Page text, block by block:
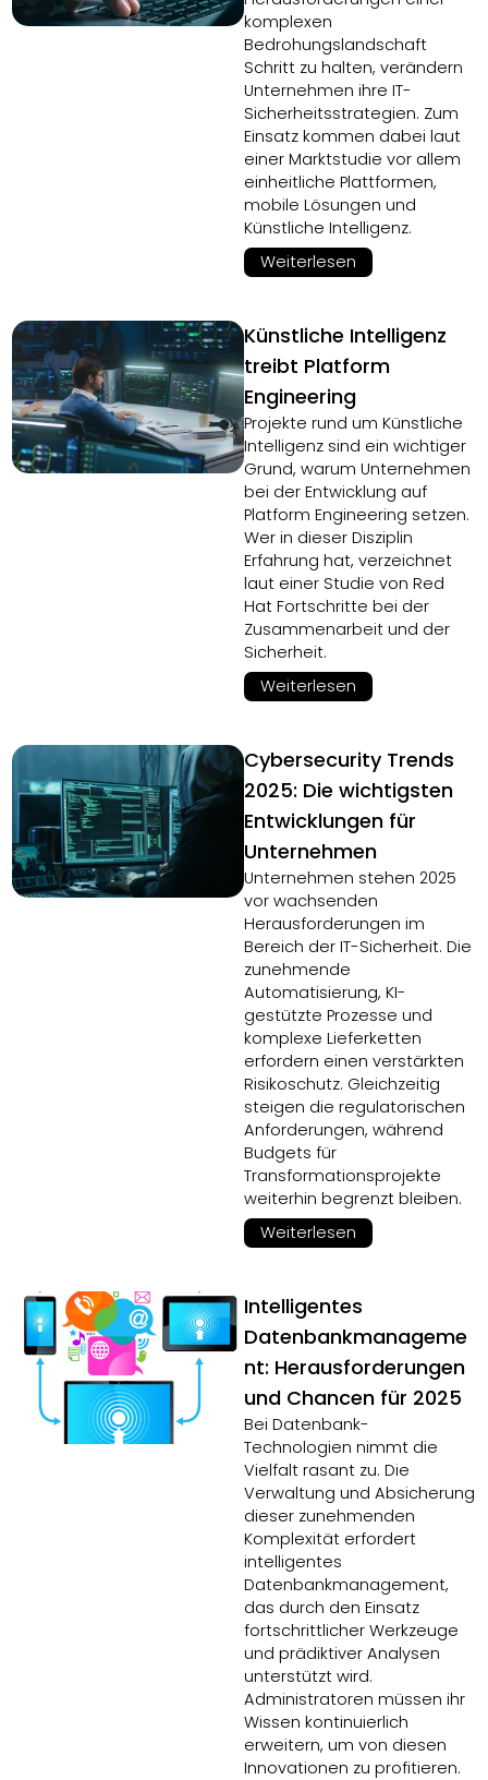
komplexen
Bedrohungslandschaft
Schritt zu halten, verändern
Unternehmen ihre IT-
Sicherheitsstrategien. Zum
Einsatz kommen dabei laut
einer Marktstudie vor allem
einheitliche Plattformen,
mobile Lösungen und
Künstliche Intelligenz.
Weiterlesen
Künstliche Intelligenz
treibt Platform
Engineering
Projekte rund um Künstliche
Intelligenz sind ein wichtiger
Grund, warum Unternehmen
bei der Entwicklung auf
Platform Engineering setzen.
Wer in dieser Disziplin
Erfahrung hat, verzeichnet
laut einer Studie von Red
Hat Fortschritte bei der
Zusammenarbeit und der
Sicherheit.
Weiterlesen
Cybersecurity Trends
2025: Die wichtigsten
Entwicklungen für
Unternehmen
Unternehmen stehen 2025
vor wachsenden
Herausforderungen im
Bereich der IT-Sicherheit. Die
zunehmende
Automatisierung, KI-
gestützte Prozesse und
komplexe Lieferketten
erfordern einen verstärkten
Risikoschutz. Gleichzeitig
steigen die regulatorischen
Anforderungen, während
Budgets für
Transformationsprojekte
weiterhin begrenzt bleiben.
Weiterlesen
Intelligentes
Datenbankmanageme
nt: Herausforderungen
und Chancen für 2025
Bei Datenbank-
Technologien nimmt die
Vielfalt rasant zu. Die
Verwaltung und Absicherung
dieser zunehmenden
Komplexität erfordert
intelligentes
Datenbankmanagement,
das durch den Einsatz
fortschrittlicher Werkzeuge
und prädiktiver Analysen
unterstützt wird.
Administratoren müssen ihr
Wissen kontinuierlich
erweitern, um von diesen
Innovationen zu profitieren.